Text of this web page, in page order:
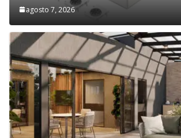
agosto 7, 2026